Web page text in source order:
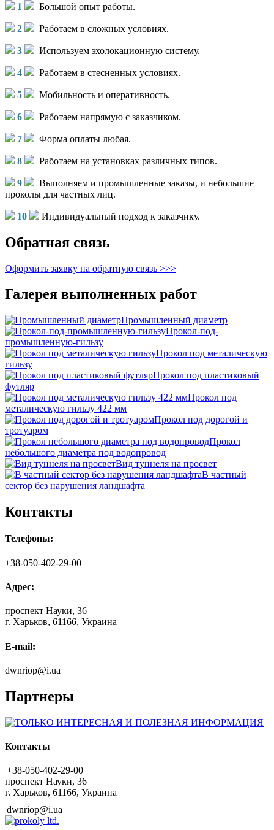
1 Большой опыт работы.
2 Работаем в сложных условиях.
3 Используем эхолокационную систему.
4 Работаем в стесненных условиях.
5 Мобильность и оперативность.
6 Работаем напрямую с заказчиком.
7 Форма оплаты любая.
8 Работаем на установках различных типов.
9
Выполняем и промышленные заказы, и небольшие
проколы для частных лиц.
10 Индивидуальный подход к заказчику.
Обратная связь
Оформить заявку на обратную связь >>>
Галерея выполненных работ
Промышленный диаметр
Прокол-под-
промышленную-гильзу
Прокол под металическую
гильзу
Прокол под пластиковый
футляр
Прокол под
металическую гильзу 422 мм
Прокол под дорогой и
тротуаром
Прокол
небольшого диаметра под водопровод
Вид туннеля на просвет
В частный
сектор без нарушения ландшафта
Контакты
Телефоны:
+38-050-402-29-00
Адрес:
проспект Науки, 36
г. Харьков, 61166, Украина
E-mail:
dwnriop@i.ua
Партнеры
Контакты
+38-050-402-29-00
проспект Науки, 36
г. Харьков, 61166, Украина
dwnriop@i.ua